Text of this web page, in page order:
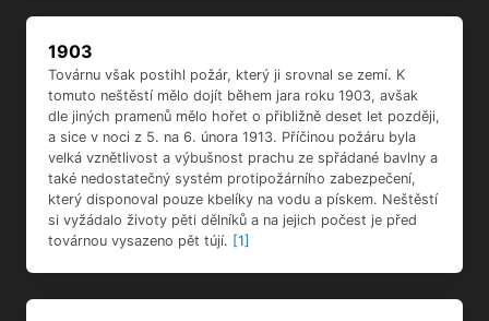
1903
Továrnu však postihl požár, který ji srovnal se zemí. K
tomuto neštěstí mělo dojít během jara roku 1903, avšak
dle jiných pramenů mělo hořet o přibližně deset let později,
a sice v noci z 5. na 6. února 1913. Příčinou požáru byla
velká vznětlivost a výbušnost prachu ze spřádané bavlny a
také nedostatečný systém protipožárního zabezpečení,
který disponoval pouze kbelíky na vodu a pískem. Neštěstí
si vyžádalo životy pěti dělníků a na jejich počest je před
továrnou vysazeno pět tújí. [1]